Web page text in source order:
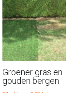
Groener gras en
gouden bergen